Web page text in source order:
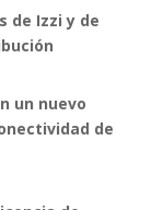
de Izzi y de
un nuevo
de